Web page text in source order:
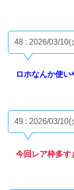
48 : 2026/03/10(
ロホなんか使
49 : 2026/03/10(
今回レア枠多す